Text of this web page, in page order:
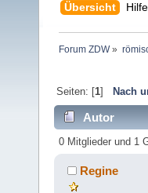
Übersicht Hilfe
Forum ZDW»
Seiten: [1] Nach
Autor
0 Mitglieder und 1
Regine